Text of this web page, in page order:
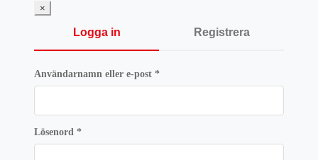
×
Logga in Registrera
Användarnamn eller e-post *Obligatoriskt
Lösenord *Obligatoriskt